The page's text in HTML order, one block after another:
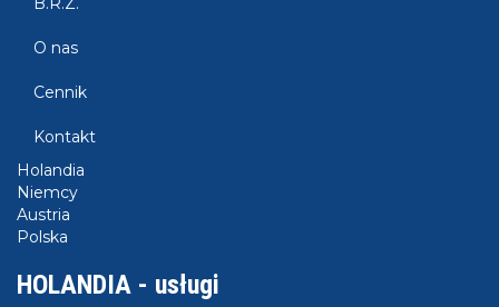
- Kliknij
KROK 2 - wydrukować obie strony;
który znajdziesz
swoim Urzędzie Skarbowym w Polsce.
O nas
Cennik
Kontakt
Holandia
Niemcy
Austria
Polska
HOLANDIA - usługi